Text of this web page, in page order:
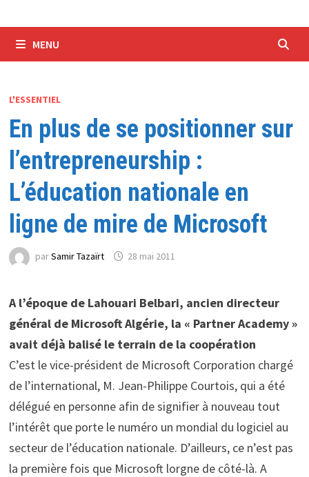
MENU
L'ESSENTIEL
En plus de se positionner sur
l’entrepreneurship :
L’éducation nationale en
ligne de mire de Microsoft
parSamir Tazaïrt 28 mai 2011
A l’époque de Lahouari Belbari, ancien directeur
général de Microsoft Algérie, la « Partner Academy »
avait déjà balisé le terrain de la coopération
C’est le vice-président de Microsoft Corporation chargé
de l’international, M. Jean-Philippe Courtois, qui a été
délégué en personne afin de signifier à nouveau tout
l’intérêt que porte le numéro un mondial du logiciel au
secteur de l’éducation nationale. D’ailleurs, ce n’est pas
la première fois que Microsoft lorgne de côté-là. A